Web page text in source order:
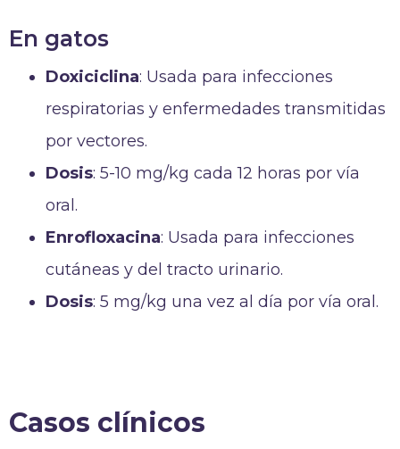
En gatos
Doxiciclina: Usada para infecciones
respiratorias y enfermedades transmitidas
por vectores.
Dosis: 5-10 mg/kg cada 12 horas por vía
oral.
Enrofloxacina: Usada para infecciones
cutáneas y del tracto urinario.
Dosis: 5 mg/kg una vez al día por vía oral.
Casos clínicos